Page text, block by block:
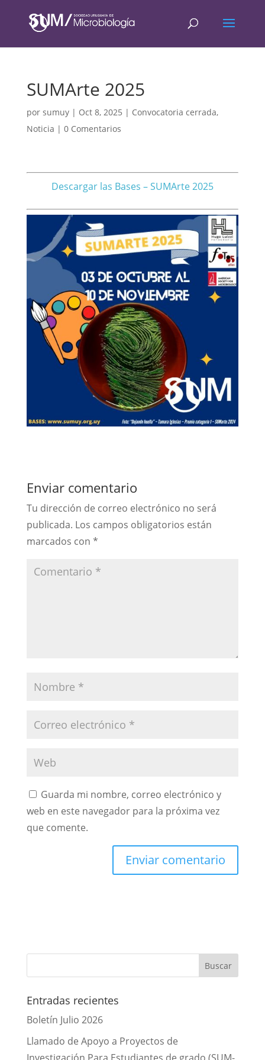
SUMArte 2025
por sumuy| Oct 8, 2025 | Convocatoria cerrada,
Noticia | 0 Comentarios
Descargar las Bases – SUMArte 2025
Enviar comentario
Tu dirección de correo electrónico no será
publicada. Los campos obligatorios están
marcados con *
Guarda mi nombre, correo electrónico y
web en este navegador para la próxima vez
que comente.
Entradas recientes
Boletín Julio 2026
Llamado de Apoyo a Proyectos de